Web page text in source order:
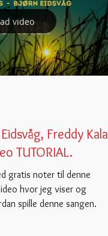
video
Freddy Kalas.
TUTORIAL.
gratis noter til denne
hvor jeg viser og
spille denne sangen.